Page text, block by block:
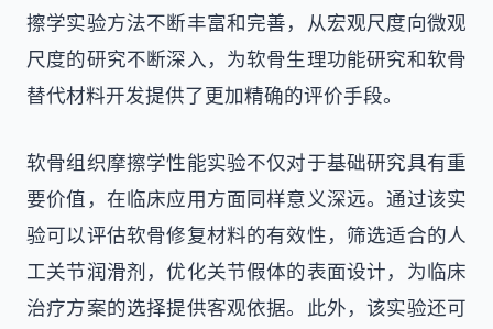
擦学实验方法不断丰富和完善，从宏观尺度向微观
尺度的研究不断深入，为软骨生理功能研究和软骨
替代材料开发提供了更加精确的评价手段。
软骨组织摩擦学性能实验不仅对于基础研究具有重
要价值，在临床应用方面同样意义深远。通过该实
验可以评估软骨修复材料的有效性，筛选适合的人
工关节润滑剂，优化关节假体的表面设计，为临床
治疗方案的选择提供客观依据。此外，该实验还可